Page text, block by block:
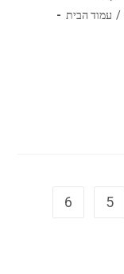
/ עמוד הבית
5
6